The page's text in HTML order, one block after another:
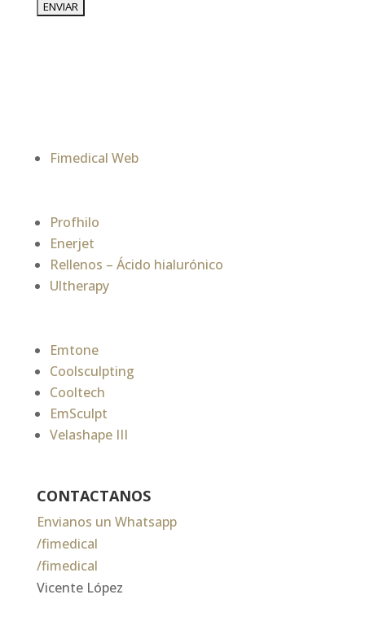
Fimedical Web
Profhilo
Enerjet
Rellenos – Ácido hialurónico
Ultherapy
Emtone
Coolsculpting
Cooltech
EmSculpt
Velashape III
CONTACTANOS
Envianos un Whatsapp
/fimedical
/fimedical
Vicente López